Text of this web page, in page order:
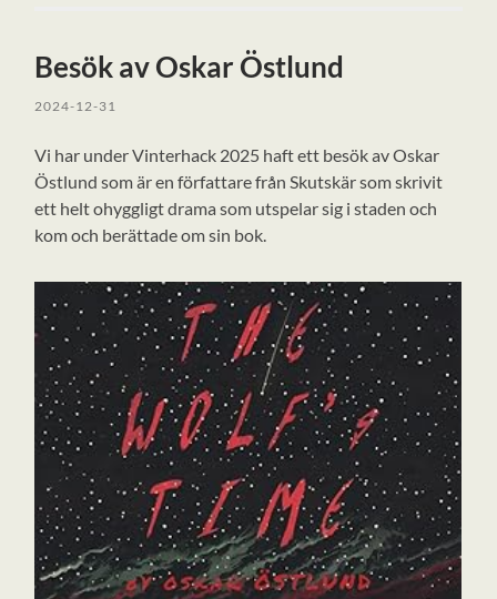
Besök av Oskar Östlund
2024-12-31
Vi har under Vinterhack 2025 haft ett besök av Oskar
Östlund som är en författare från Skutskär som skrivit
ett helt ohyggligt drama som utspelar sig i staden och
kom och berättade om sin bok.